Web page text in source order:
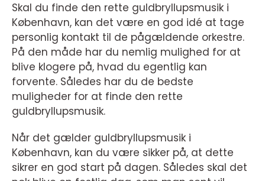
Skal du finde den rette guldbryllupsmusik i
København, kan det være en god idé at tage
personlig kontakt til de pågældende orkestre.
På den måde har du nemlig mulighed for at
blive klogere på, hvad du egentlig kan
forvente. Således har du de bedste
muligheder for at finde den rette
guldbryllupsmusik.
Når det gælder guldbryllupsmusik i
København, kan du være sikker på, at dette
sikrer en god start på dagen. Således skal det